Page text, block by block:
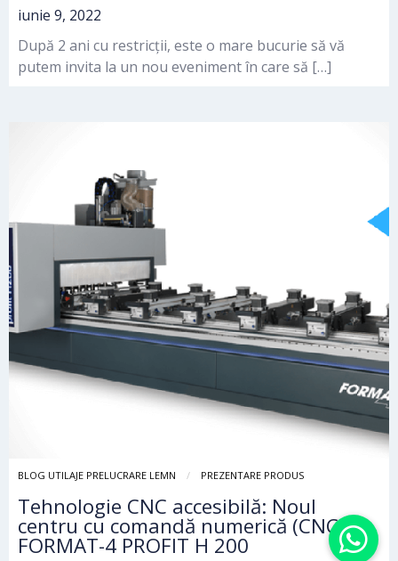
iunie 9, 2022
După 2 ani cu restricții, este o mare bucurie să vă
putem invita la un nou eveniment în care să […]
BLOG UTILAJE PRELUCRARE LEMN PREZENTARE PRODUS
Tehnologie CNC accesibilă: Noul
centru cu comandă numerică (CNC)
FORMAT-4 PROFIT H 200